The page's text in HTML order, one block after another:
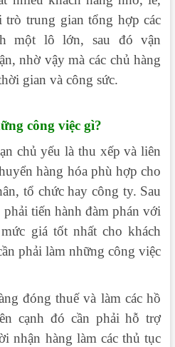
trò trung gian tổng hợp các
một lô lớn, sau đó vận
nhờ vậy mà các chủ hàng
gian và công sức.
công việc gì?
chủ yếu là thu xếp và liên
hàng hóa phù hợp cho
tổ chức hay công ty. Sau
tiến hành đàm phán với
giá tốt nhất cho khách
phải làm những công việc
đóng thuế và làm các hồ
cạnh đó cần phải hỗ trợ
nhận hàng làm các thủ tục